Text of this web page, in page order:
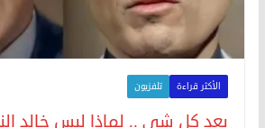
الأكثر قراءة تلفزيون
بعد كل شي .. لماذا ليس خالد